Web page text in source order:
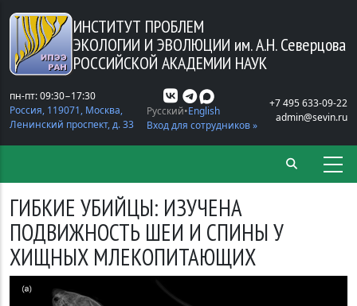
Перейти к основному содержанию
ИНСТИТУТ ПРОБЛЕМ
ЭКОЛОГИИ И ЭВОЛЮЦИИ им. А.Н. Северцова
РОССИЙСКОЙ АКАДЕМИИ НАУК
пн-пт: 09:30−17:30
Россия, 119071, Москва,
Ленинский проспект, д. 33
Русский English
Вход для сотрудников »
+7 495 633-09-22
admin@sevin.ru
ГИБКИЕ УБИЙЦЫ: ИЗУЧЕНА
ПОДВИЖНОСТЬ ШЕИ И СПИНЫ У
ХИЩНЫХ МЛЕКОПИТАЮЩИХ